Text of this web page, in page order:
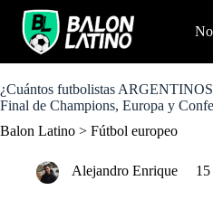
o
c
n
¿Cuántos futbolistas
Final de Champions, Europa y
Balon Latino > Fútbol europeo
Alejandro Enrique